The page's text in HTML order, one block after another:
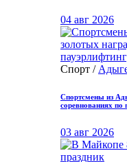
04 авг 2026
Спорт /
Спортсмены из
соревнованиях по
03 авг 2026